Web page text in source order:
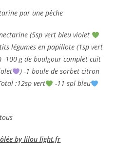
par une pêche
(5sp vert bleu violet
légumes en papillote (1sp vert
) -100 g de boulgour complet cuit
) -1 boule de sorbet citron
:12sp vert
-11 spl bleu
by lilou light.fr